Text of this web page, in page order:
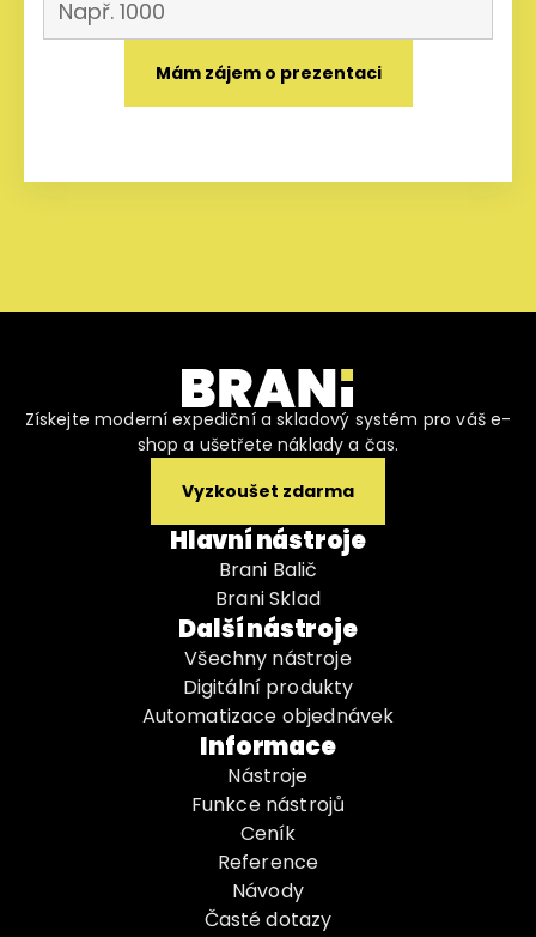
Získejte moderní expediční a skladový systém pro váš e-
shop a ušetřete náklady a čas.
Vyzkoušet zdarma
Hlavní nástroje
Brani Balič
Brani Sklad
Další nástroje
Všechny nástroje
Digitální produkty
Automatizace objednávek
Informace
Nástroje
Funkce nástrojů
Ceník
Reference
Návody
Časté dotazy